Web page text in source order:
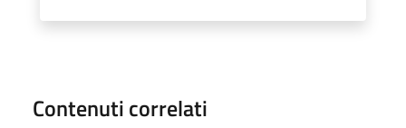
Contenuti correlati